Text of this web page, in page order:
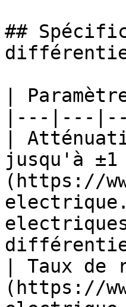
##
|
|---|---
|
jusqu'à
(https://
| Taux de
(https://